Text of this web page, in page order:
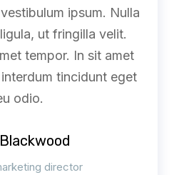
ipsum. Nulla
ut fringilla velit.
tempor. In sit amet
tincidunt eget
odio.
director